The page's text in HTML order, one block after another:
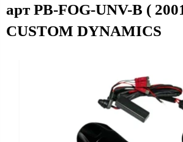
арт PB-FOG-UNV-B (
CUSTOM DYNAMICS